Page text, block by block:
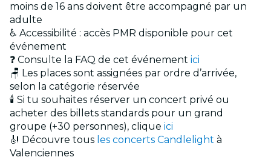
moins de 16 ans doivent être accompagné par un
adulte
♿ Accessibilité : accès PMR disponible pour cet
événement
❓ Consulte la FAQ de cet événement ici
🪑 Les places sont assignées par ordre d’arrivée,
selon la catégorie réservée
🕯️ Si tu souhaites réserver un concert privé ou
acheter des billets standards pour un grand
groupe (+30 personnes), clique ici
🎻 Découvre tous les concerts Candlelight à
Valenciennes